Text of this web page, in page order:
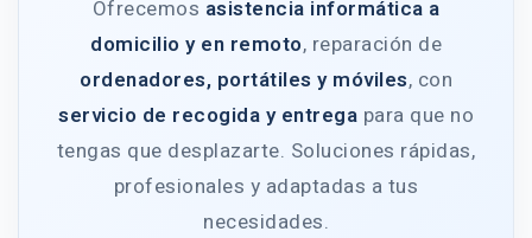
Ofrecemos asistencia informática a
domicilio y en remoto, reparación de
ordenadores, portátiles y móviles, con
servicio de recogida y entrega para que no
tengas que desplazarte. Soluciones rápidas,
profesionales y adaptadas a tus
necesidades.